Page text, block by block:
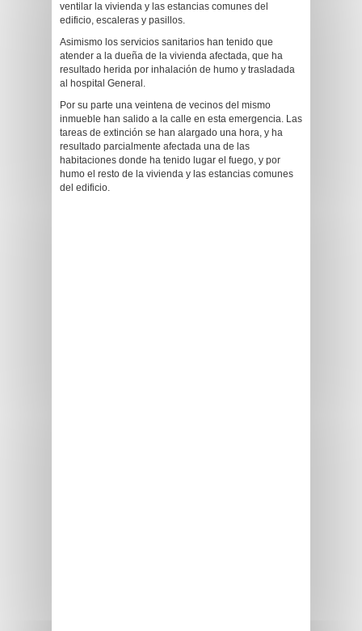
ventilar la vivienda y las estancias comunes del
edificio, escaleras y pasillos.
Asimismo los servicios sanitarios han tenido que
atender a la dueña de la vivienda afectada, que ha
resultado herida por inhalación de humo y trasladada
al hospital General.
Por su parte una veintena de vecinos del mismo
inmueble han salido a la calle en esta emergencia. Las
tareas de extinción se han alargado una hora, y ha
resultado parcialmente afectada una de las
habitaciones donde ha tenido lugar el fuego, y por
humo el resto de la vivienda y las estancias comunes
del edificio.